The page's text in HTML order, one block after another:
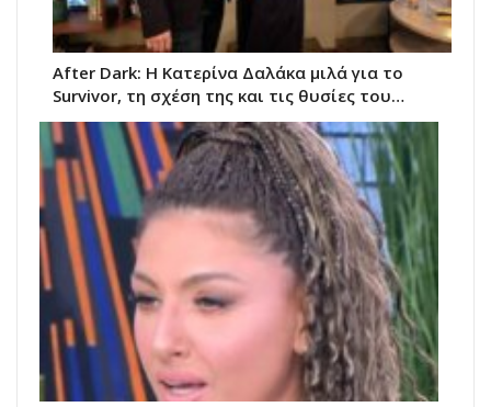
After Dark: Η Κατερίνα Δαλάκα μιλά για το
Survivor, τη σχέση της και τις θυσίες του…